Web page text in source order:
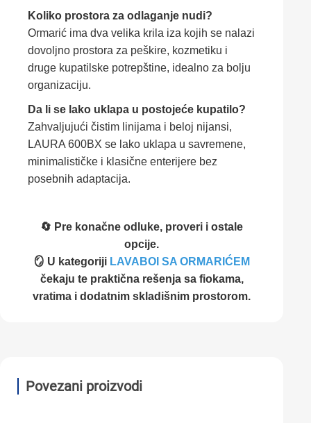
Koliko prostora za odlaganje nudi?
Ormarić ima dva velika krila iza kojih se nalazi
dovoljno prostora za peškire, kozmetiku i
druge kupatilske potrepštine, idealno za bolju
organizaciju.
Da li se lako uklapa u postojeće kupatilo?
Zahvaljujući čistim linijama i beloj nijansi,
LAURA 600BX se lako uklapa u savremene,
minimalističke i klasične enterijere bez
posebnih adaptacija.
🔄 Pre konačne odluke, proveri i ostale
opcije.
🪞 U kategoriji LAVABOI SA ORMARIĆEM
čekaju te praktična rešenja sa fiokama,
vratima i dodatnim skladišnim prostorom.
Povezani proizvodi